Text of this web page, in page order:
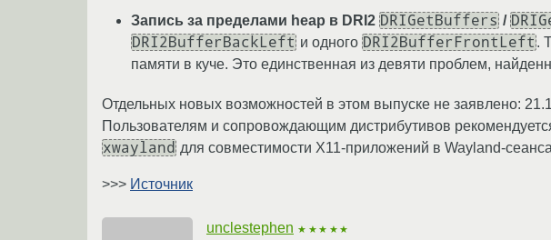
Запись за пределами heap в DRI2 DRIGetBuffers /
DRI2BufferBackLeft и одного DRI2BufferFrontLeft .
памяти в куче. Это единственная из девяти проблем,
Отдельных новых возможностей в этом выпуске не заявлено:
Пользователям и сопровождающим дистрибутивов
xwayland для совместимости X11-приложений в Wayland-
>>> Источник
unclestephen ★★★★★